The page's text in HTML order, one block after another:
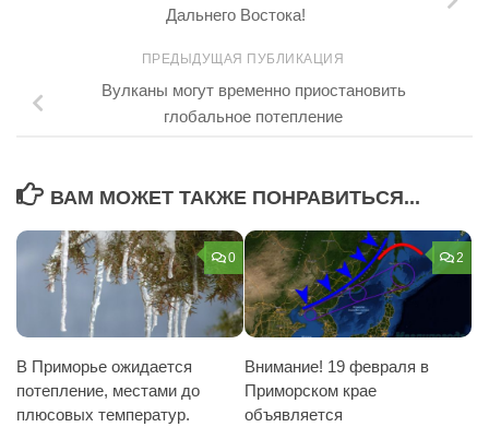
Дальнего Востока!
ПРЕДЫДУЩАЯ ПУБЛИКАЦИЯ
Вулканы могут временно приостановить
глобальное потепление
ВАМ МОЖЕТ ТАКЖЕ ПОНРАВИТЬСЯ...
0
В Приморье ожидается
потепление, местами до
плюсовых температур.
2
Внимание! 19 февраля в
Приморском крае
объявляется